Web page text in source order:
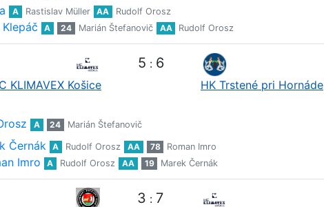
A Rastislav Müller AA
Rudolf Orosz
Klepáč A 24 Marián Štefanovič AA Rudolf Orosz
KLIMAVEX Košice
5 : 6
HK Trstené pri Hornáde
A 24 Marián Štefanovič
Černák A Rudolf Orosz AA 78
Roman Imro
Imro A Rudolf Orosz AA 19 Marek Černák
3 : 7